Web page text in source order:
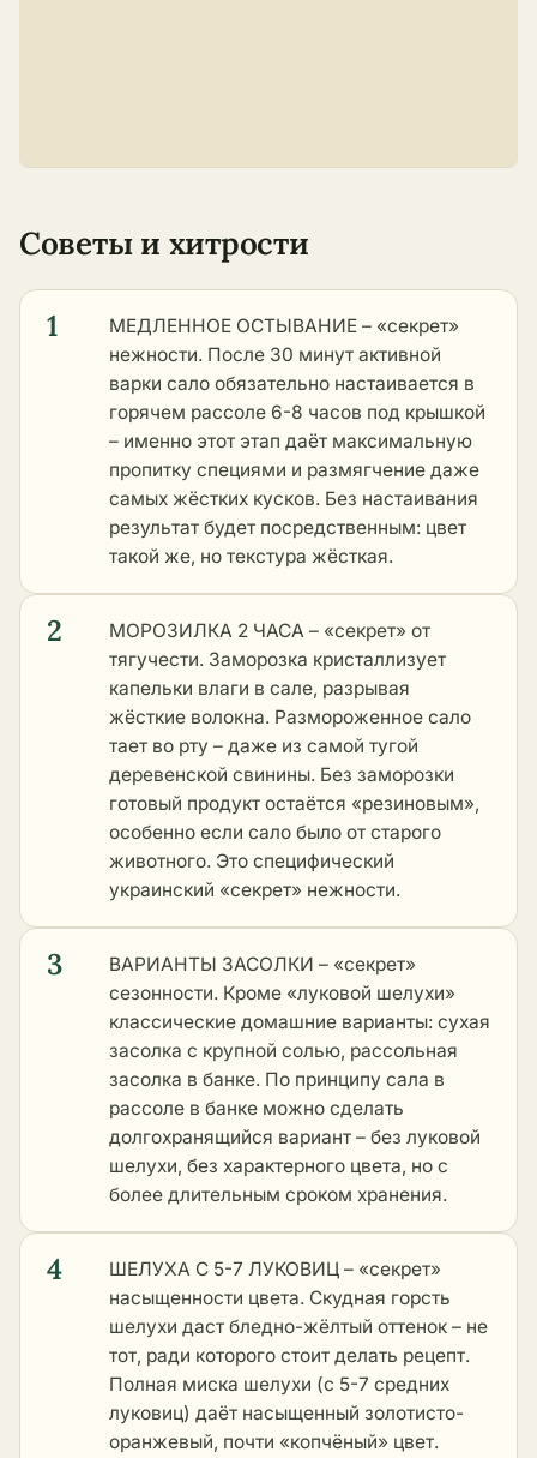
Советы и хитрости
1
МЕДЛЕННОЕ ОСТЫВАНИЕ – «секрет»
нежности. После 30 минут активной
варки сало обязательно настаивается в
горячем рассоле 6-8 часов под крышкой
– именно этот этап даёт максимальную
пропитку специями и размягчение даже
самых жёстких кусков. Без настаивания
результат будет посредственным: цвет
такой же, но текстура жёсткая.
2
МОРОЗИЛКА 2 ЧАСА – «секрет» от
тягучести. Заморозка кристаллизует
капельки влаги в сале, разрывая
жёсткие волокна. Размороженное сало
тает во рту – даже из самой тугой
деревенской свинины. Без заморозки
готовый продукт остаётся «резиновым»,
особенно если сало было от старого
животного. Это специфический
украинский «секрет» нежности.
3
ВАРИАНТЫ ЗАСОЛКИ – «секрет»
сезонности. Кроме «луковой шелухи»
классические домашние варианты: сухая
засолка с крупной солью, рассольная
засолка в банке. По принципу сала в
рассоле в банке можно сделать
долгохранящийся вариант – без луковой
шелухи, без характерного цвета, но с
более длительным сроком хранения.
4
ШЕЛУХА С 5-7 ЛУКОВИЦ – «секрет»
насыщенности цвета. Скудная горсть
шелухи даст бледно-жёлтый оттенок – не
тот, ради которого стоит делать рецепт.
Полная миска шелухи (с 5-7 средних
луковиц) даёт насыщенный золотисто-
оранжевый, почти «копчёный» цвет.